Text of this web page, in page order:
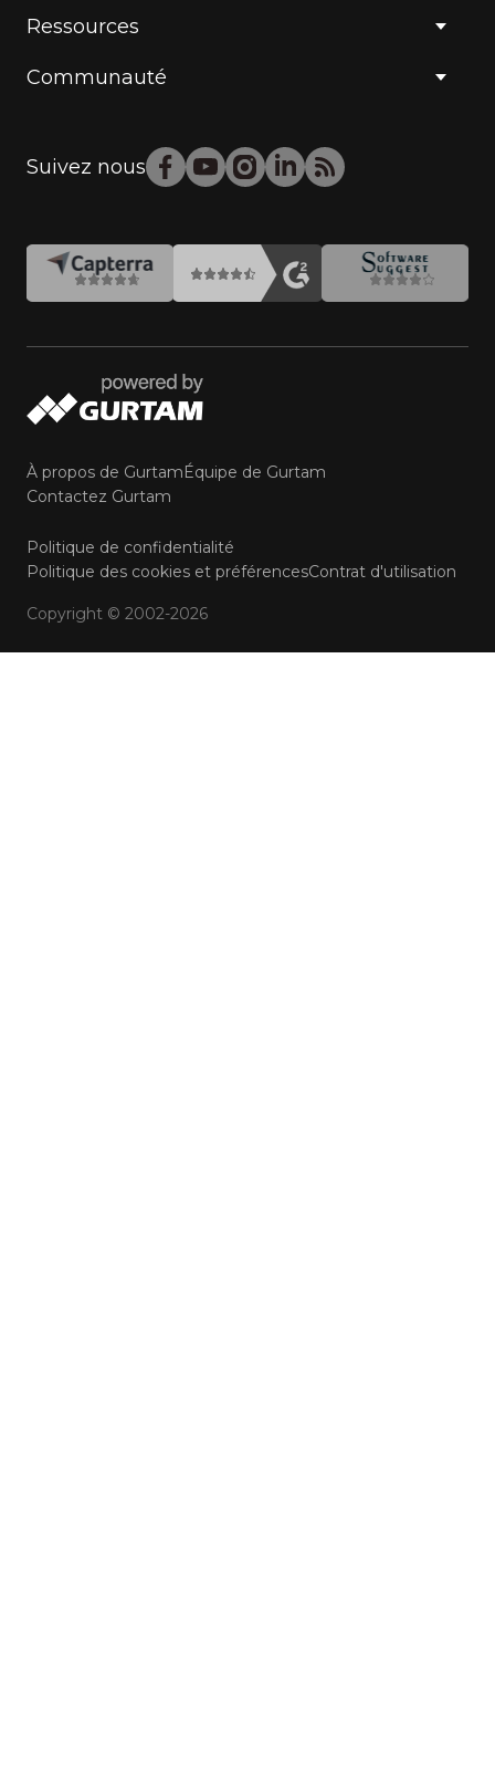
Ressources
Communauté
Suivez nous
À propos de GurtamÉquipe de Gurtam
Contactez Gurtam
Politique de confidentialité
Politique des cookies et préférencesContrat d'utilisation
Copyright © 2002-2026